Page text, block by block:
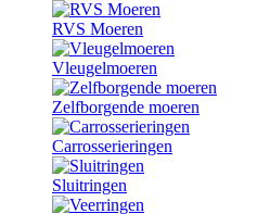
RVS Moeren
Vleugelmoeren
Zelfborgende moeren
Carrosserieringen
Sluitringen